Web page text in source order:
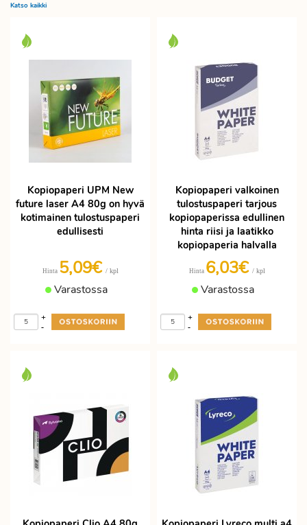
Katso kaikki
Kopiopaperi UPM New
future laser A4 80g on hyvä
kotimainen tulostuspaperi
edullisesti
Hinta 5,09€ / kpl
Varastossa
-
+
Kopiopaperi valkoinen
tulostuspaperi tarjous
kopiopaperissa edullinen
hinta riisi ja laatikko
kopiopaperia halvalla
Hinta 6,03€ / kpl
Varastossa
-
+